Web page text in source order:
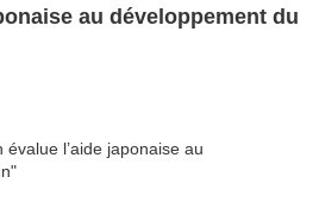
au développement du